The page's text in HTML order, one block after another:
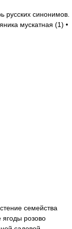
русских синонимов.
мускатная (1) •
семейства
розово